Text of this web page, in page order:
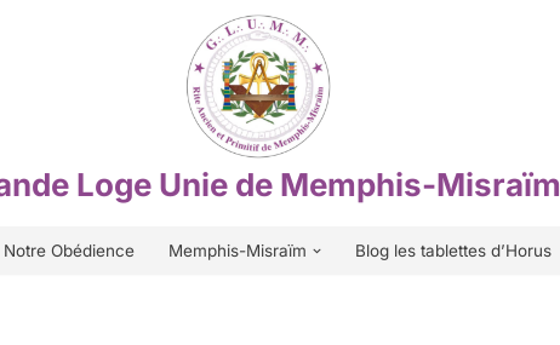
Loge Unie de Memphis-Misraïm
Notre Obédience Memphis-Misraïm Blog les tablettes d’Horus